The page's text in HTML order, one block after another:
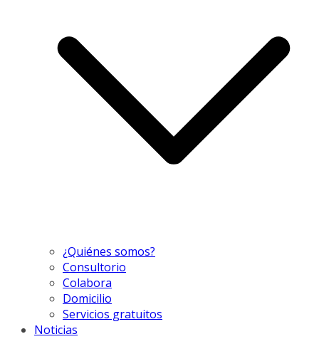
¿Quiénes somos?
Consultorio
Colabora
Domicilio
Servicios gratuitos
Noticias